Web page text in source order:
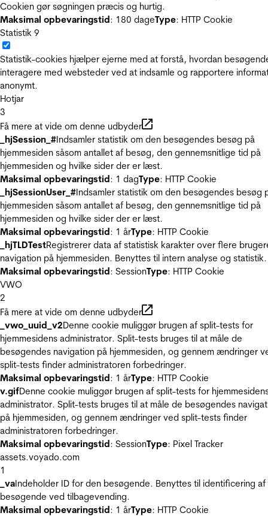
Cookien gør søgningen præcis og hurtig.
Maksimal opbevaringstid: 180 dageType: HTTP Cookie
Statistik 9
Statistik-cookies hjælper ejerne med at forstå, hvordan
interagere med websteder ved at indsamle og rapportere
anonymt.
Hotjar
3
Få mere at vide om denne udbyder
_hjSession_#Indsamler statistik om den besøgendes besøg på
hjemmesiden såsom antallet af besøg, den gennemsnitlige tid på
hjemmesiden og hvilke sider der er læst.
Maksimal opbevaringstid: 1 dagType: HTTP Cookie
_hjSessionUser_#Indsamler statistik om den besøgendes besøg
hjemmesiden såsom antallet af besøg, den gennemsnitlige tid på
hjemmesiden og hvilke sider der er læst.
Maksimal opbevaringstid: 1 årType: HTTP Cookie
_hjTLDTestRegistrerer data af statistisk karakter over flere
navigation på hjemmesiden. Benyttes til intern analyse og statistik.
Maksimal opbevaringstid: SessionType: HTTP Cookie
VWO
2
Få mere at vide om denne udbyder
_vwo_uuid_v2Denne cookie muliggør brugen af split-tests for
hjemmesidens administrator. Split-tests bruges til at måle de
besøgendes navigation på hjemmesiden, og gennem ændringer
split-tests finder administratoren forbedringer.
Maksimal opbevaringstid: 1 årType: HTTP Cookie
v.gifDenne cookie muliggør brugen af split-tests for
administrator. Split-tests bruges til at måle de besøgendes
på hjemmesiden, og gennem ændringer ved split-tests finder
administratoren forbedringer.
Maksimal opbevaringstid: SessionType: Pixel Tracker
assets.voyado.com
1
_vaIndeholder ID for den besøgende. Benyttes til identificering af
besøgende ved tilbagevending.
Maksimal opbevaringstid: 1 årType: HTTP Cookie